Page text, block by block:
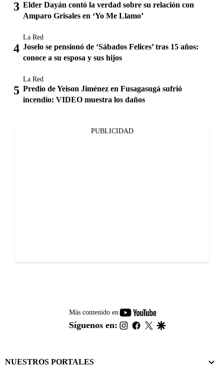
Elder Dayán contó la verdad sobre su relación con
Amparo Grisales en ‘Yo Me Llamo’
La Red
Joselo se pensionó de ‘Sábados Felices’ tras 15 años:
conoce a su esposa y sus hijos
La Red
Predio de Yeison Jiménez en Fusagasugá sufrió
incendio: VIDEO muestra los daños
PUBLICIDAD
Más contenido en
youtube-
footer
Síguenos en: instagram
facebook
twitter
NUESTROS PORTALES